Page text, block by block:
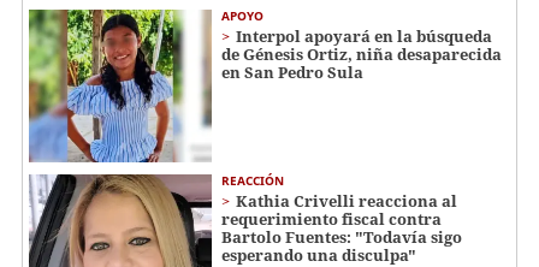
APOYO
Interpol apoyará en la búsqueda
de Génesis Ortiz, niña desaparecida
en San Pedro Sula
REACCIÓN
Kathia Crivelli reacciona al
requerimiento fiscal contra
Bartolo Fuentes: "Todavía sigo
esperando una disculpa"